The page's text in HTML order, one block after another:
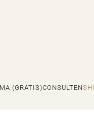
(GRATIS)CONSULTEN